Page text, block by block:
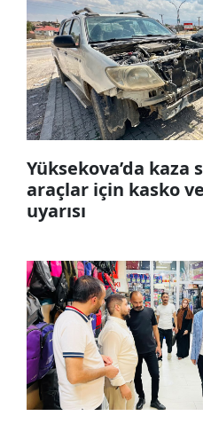
Yüksekova’da kaza
araçlar için kasko
uyarısı